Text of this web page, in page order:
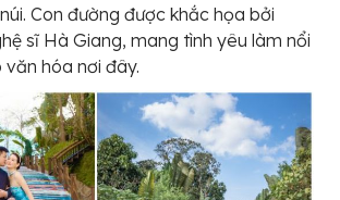
Con đường được khắc họa bởi
sĩ Hà Giang, mang tình yêu làm nổi
hóa nơi đây.